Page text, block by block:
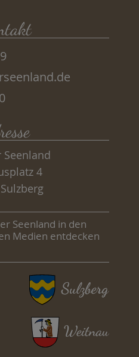
Seenland
4
Seenland in den
Medien entdecken